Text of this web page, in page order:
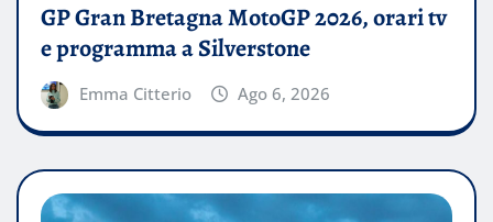
GP Gran Bretagna MotoGP 2026, orari tv
e programma a Silverstone
Emma Citterio Ago 6, 2026